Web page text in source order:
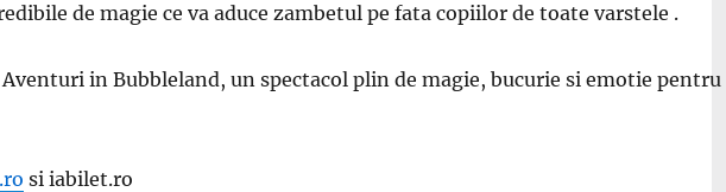
de magie ce va aduce zambetul pe fata copiilor de toate varstele .
in Bubbleland, un spectacol plin de magie, bucurie si emotie
si iabilet.ro